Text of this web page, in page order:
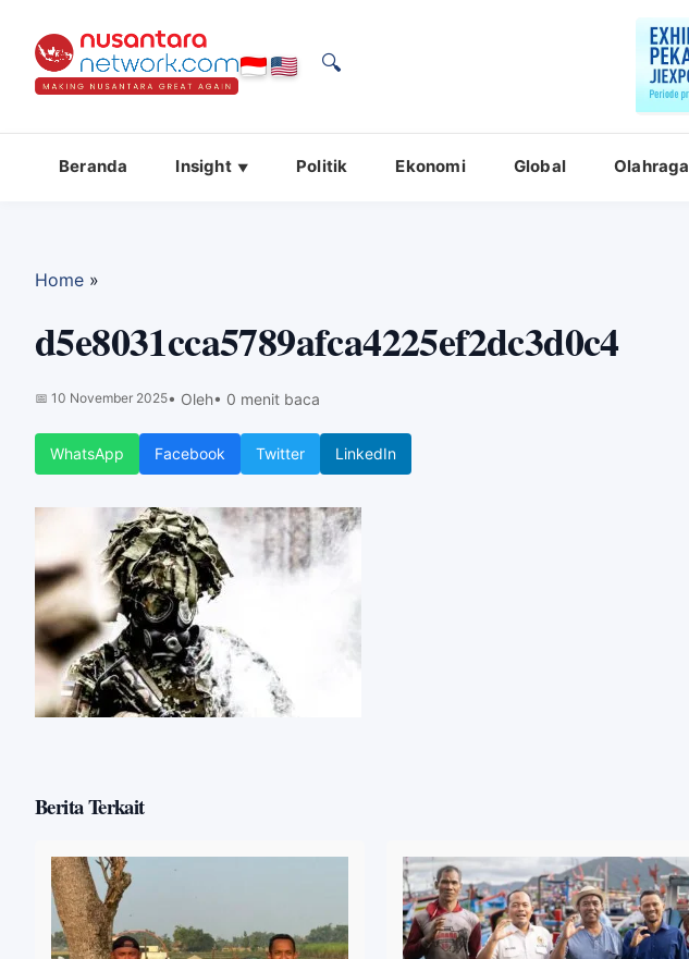
🔍
Beranda Insight Politik Ekonomi Global Olahraga
Home »
d5e8031cca5789afca4225ef2dc3d0c4
📅 10 November 2025• Oleh• 0 menit baca
WhatsApp Facebook Twitter LinkedIn
Berita Terkait